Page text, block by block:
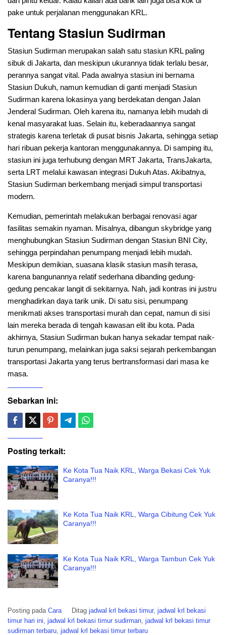
pake untuk perjalanan menggunakan KRL.
Tentang Stasiun Sudirman
Stasiun Sudirman merupakan salah satu stasiun KRL paling
sibuk di Jakarta, dan meskipun ukurannya tidak terlalu besar,
perannya sangat vital. Pada awalnya stasiun ini bernama
Stasiun Dukuh, namun kemudian di ganti menjadi Stasiun
Sudirman karena lokasinya yang berdekatan dengan Jalan
Jenderal Sudirman. Oleh karena itu, namanya lebih mudah di
kenal masyarakat luas. Selain itu, keberadaannya sangat
strategis karena terletak di pusat bisnis Jakarta, sehingga setiap
hari ribuan pekerja kantoran menggunakannya. Di samping itu,
stasiun ini juga terhubung dengan MRT Jakarta, TransJakarta,
serta LRT melalui kawasan integrasi Dukuh Atas. Akibatnya,
Stasiun Sudirman berkembang menjadi simpul transportasi
modern.
Kemudian, pemerintah melakukan berbagai renovasi agar
fasilitas semakin nyaman. Misalnya, dibangun skybridge yang
menghubungkan Stasiun Sudirman dengan Stasiun BNI City,
sehingga perpindahan penumpang menjadi lebih mudah.
Meskipun demikian, suasana klasik stasiun masih terasa,
karena bangunannya relatif sederhana dibanding gedung-
gedung pencakar langit di sekitarnya. Nah, jadi kontras ini justru
menghadirkan daya tarik unik. Di satu sisi, penumpang
menikmati akses transportasi murah dan cepat, namun di sisi
lain mereka berada di tengah kawasan elit ibu kota. Pada
akhirnya, Stasiun Sudirman bukan hanya sekadar tempat naik-
turun penumpang, melainkan juga saksi sejarah perkembangan
transportasi Jakarta yang terus bertransformasi dari masa ke
masa.
Sebarkan ini:
Posting terkait:
Ke Kota Tua Naik KRL, Warga Bekasi Cek Yuk
Caranya!!!
Ke Kota Tua Naik KRL, Warga Cibitung Cek Yuk
Caranya!!!
Ke Kota Tua Naik KRL, Warga Tambun Cek Yuk
Caranya!!!
Posting pada Cara Ditag jadwal krl bekasi timur, jadwal krl bekasi
timur hari ini jadwal krl bekasi timur sudirman jadwal krl bekasi timur
sudirman terbaru jadwal krl bekasi timur terbaru